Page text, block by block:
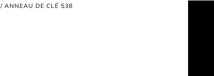
/ ANNEAU DE CLÉ 538